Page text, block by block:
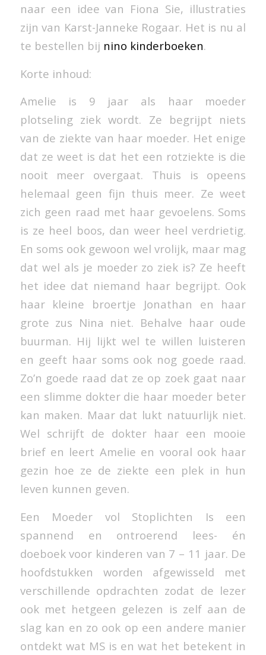
naar een idee van Fiona Sie, illustraties
zijn van Karst-Janneke Rogaar. Het is nu al
te bestellen bij nino kinderboeken.
Korte inhoud:
Amelie is 9 jaar als haar moeder
plotseling ziek wordt. Ze begrijpt niets
van de ziekte van haar moeder. Het enige
dat ze weet is dat het een rotziekte is die
nooit meer overgaat. Thuis is opeens
helemaal geen fijn thuis meer. Ze weet
zich geen raad met haar gevoelens. Soms
is ze heel boos, dan weer heel verdrietig.
En soms ook gewoon wel vrolijk, maar mag
dat wel als je moeder zo ziek is? Ze heeft
het idee dat niemand haar begrijpt. Ook
haar kleine broertje Jonathan en haar
grote zus Nina niet. Behalve haar oude
buurman. Hij lijkt wel te willen luisteren
en geeft haar soms ook nog goede raad.
Zo’n goede raad dat ze op zoek gaat naar
een slimme dokter die haar moeder beter
kan maken. Maar dat lukt natuurlijk niet.
Wel schrijft de dokter haar een mooie
brief en leert Amelie en vooral ook haar
gezin hoe ze de ziekte een plek in hun
leven kunnen geven.
Een Moeder vol Stoplichten Is een
spannend en ontroerend lees- én
doeboek voor kinderen van 7 – 11 jaar. De
hoofdstukken worden afgewisseld met
verschillende opdrachten zodat de lezer
ook met hetgeen gelezen is zelf aan de
slag kan en zo ook op een andere manier
ontdekt wat MS is en wat het betekent in